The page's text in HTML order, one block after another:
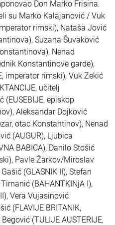
Don Marko Frisina.
su Marko Kalajanović / Vuk
rimski), Nataša Jović
Suzana Šuvaković
Nenad
Konstantinove garde),
imperator rimski), Vuk Zekić
učitelj
(EUSEBIJE, episkop
Aleksandar Dojković
otac Konstantinov), Nenad
(AUGUR), Ljubica
BABICA), Danilo Stošić
Pavle Žarkov/Miroslav
(GLASNIK II), Stefan
(BAHANTKINjA I),
Vera Vujasinović
(FLAVIJE BRITANIK,
(TULIJE AUSTERIJE,